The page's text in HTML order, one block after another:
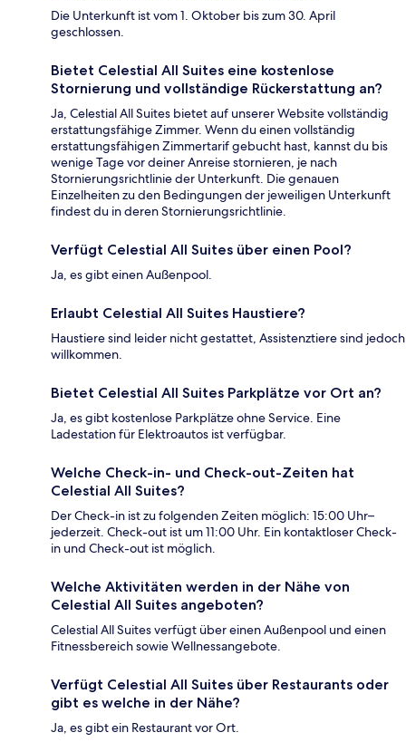
Die Unterkunft ist vom 1. Oktober bis zum 30. April
geschlossen.
Bietet Celestial All Suites eine kostenlose
Stornierung und vollständige Rückerstattung an?
Ja, Celestial All Suites bietet auf unserer Website vollständig
erstattungsfähige Zimmer. Wenn du einen vollständig
erstattungsfähigen Zimmertarif gebucht hast, kannst du bis
wenige Tage vor deiner Anreise stornieren, je nach
Stornierungsrichtlinie der Unterkunft. Die genauen
Einzelheiten zu den Bedingungen der jeweiligen Unterkunft
findest du in deren Stornierungsrichtlinie.
Verfügt Celestial All Suites über einen Pool?
Ja, es gibt einen Außenpool.
Erlaubt Celestial All Suites Haustiere?
Haustiere sind leider nicht gestattet, Assistenztiere sind jedoch
willkommen.
Bietet Celestial All Suites Parkplätze vor Ort an?
Ja, es gibt kostenlose Parkplätze ohne Service. Eine
Ladestation für Elektroautos ist verfügbar.
Welche Check-in- und Check-out-Zeiten hat
Celestial All Suites?
Der Check-in ist zu folgenden Zeiten möglich: 15:00 Uhr–
jederzeit. Check-out ist um 11:00 Uhr. Ein kontaktloser Check-
in und Check-out ist möglich.
Welche Aktivitäten werden in der Nähe von
Celestial All Suites angeboten?
Celestial All Suites verfügt über einen Außenpool und einen
Fitnessbereich sowie Wellnessangebote.
Verfügt Celestial All Suites über Restaurants oder
gibt es welche in der Nähe?
Ja, es gibt ein Restaurant vor Ort.